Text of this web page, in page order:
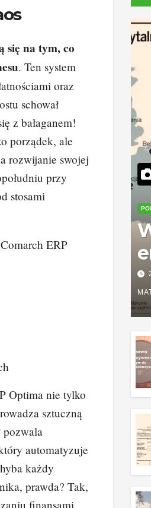
się na tym, co
. Ten system
oraz
schował
z bałaganem!
porządek, ale
rozwijanie swojej
przy
stosami
ERP
Optima nie tylko
sztuczną
pozwala
automatyzuje
każdy
prawda? Tak,
finansami,